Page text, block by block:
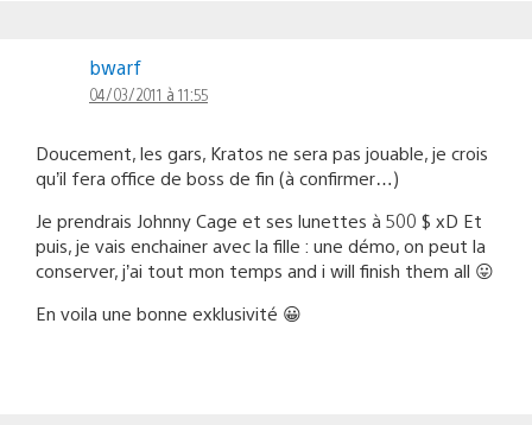
bwarf
04/03/2011 à 11:55
Doucement, les gars, Kratos ne sera pas jouable, je crois
qu’il fera office de boss de fin (à confirmer…)
Je prendrais Johnny Cage et ses lunettes à 500 $ xD Et
puis, je vais enchainer avec la fille : une démo, on peut la
conserver, j’ai tout mon temps and i will finish them all 😛
En voila une bonne exklusivité 😀